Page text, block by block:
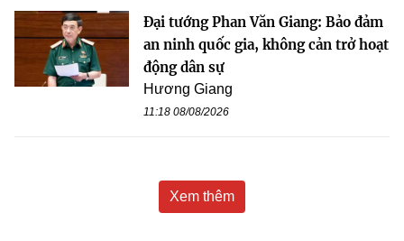
Đại tướng Phan Văn Giang: Bảo đảm
an ninh quốc gia, không cản trở hoạt
động dân sự
Hương Giang
11:18 08/08/2026
Xem thêm